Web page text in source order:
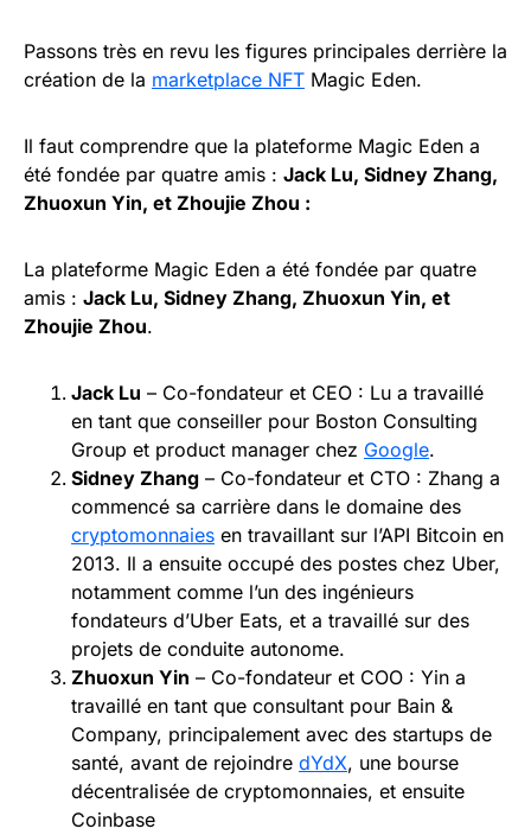
Passons très en revu les figures principales derrière la
création de la marketplace NFT Magic Eden.
Il faut comprendre que la plateforme Magic Eden a
été fondée par quatre amis : Jack Lu, Sidney Zhang,
Zhuoxun Yin, et Zhoujie Zhou :
La plateforme Magic Eden a été fondée par quatre
amis : Jack Lu, Sidney Zhang, Zhuoxun Yin, et
Zhoujie Zhou.
Jack Lu – Co-fondateur et CEO : Lu a travaillé
en tant que conseiller pour Boston Consulting
Group et product manager chez Google.
Sidney Zhang – Co-fondateur et CTO : Zhang a
commencé sa carrière dans le domaine des
cryptomonnaies en travaillant sur l’API Bitcoin en
2013. Il a ensuite occupé des postes chez Uber,
notamment comme l’un des ingénieurs
fondateurs d’Uber Eats, et a travaillé sur des
projets de conduite autonome.
Zhuoxun Yin – Co-fondateur et COO : Yin a
travaillé en tant que consultant pour Bain &
Company, principalement avec des startups de
santé, avant de rejoindre dYdX, une bourse
décentralisée de cryptomonnaies, et ensuite
Coinbase